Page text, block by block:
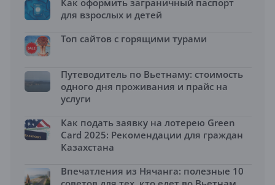
Как оформить заграничный паспорт
для взрослых и детей
Топ сайтов с горящими турами
Путеводитель по Вьетнаму: стоимость
одного дня проживания и прайс на
услуги
Как подать заявку на лотерею Green
Card 2025: Рекомендации для граждан
Казахстана
Впечатления из Нячанга: полезные 10